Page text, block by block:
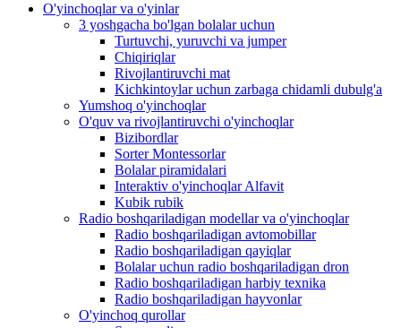
O'yinchoqlar va o'yinlar
3 yoshgacha bo'lgan bolalar uchun
Turtuvchi, yuruvchi va jumper
Chiqiriqlar
Rivojlantiruvchi mat
Kichkintoylar uchun zarbaga chidamli dubulg'a
Yumshoq o'yinchoqlar
O'quv va rivojlantiruvchi o'yinchoqlar
Bizibordlar
Sorter Montessorlar
Bolalar piramidalari
Interaktiv o'yinchoqlar Alfavit
Kubik rubik
Radio boshqariladigan modellar va o'yinchoqlar
Radio boshqariladigan avtomobillar
Radio boshqariladigan qayiqlar
Bolalar uchun radio boshqariladigan dron
Radio boshqariladigan harbiy texnika
Radio boshqariladigan hayvonlar
O'yinchoq qurollar